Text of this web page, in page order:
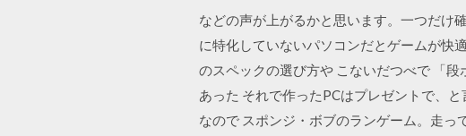
などの声が上がるかと思います。一つだけ
に特化していないパソコンだとゲームが快
のスペックの選び方や こないだつべで 「
あった それで作ったPCはプレゼントで、
なので スポンジ・ボブのランゲーム。走